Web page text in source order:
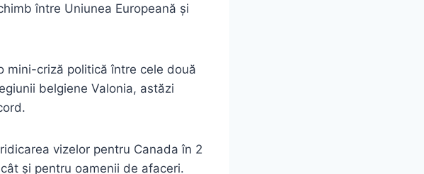
între Uniunea Europeană și
mini-criză politică între cele două
belgiene Valonia, astăzi
vizelor pentru Canada în 2
și pentru oamenii de afaceri.